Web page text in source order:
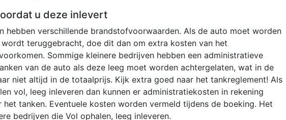
u deze inlevert
hebben verschillende brandstofvoorwaarden. Als de auto moet worden
teruggebracht, doe dit dan om extra kosten van het
Sommige kleinere bedrijven hebben een administratieve
van de auto als deze leeg moet worden achtergelaten, wat in de
niet altijd in de totaalprijs. Kijk extra goed naar het tankreglement! Als
vol, leeg inleveren dan kunnen er administratiekosten in rekening
tanken. Eventuele kosten worden vermeld tijdens de boeking. Het
bedrijven die Vol ophalen, leeg inleveren.